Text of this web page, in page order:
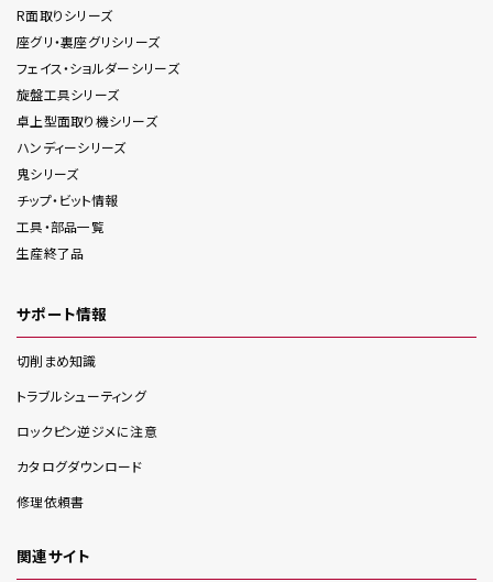
R面取りシリーズ
座グリ・裏座グリシリーズ
フェイス・ショルダーシリーズ
旋盤工具シリーズ
卓上型面取り機シリーズ
ハンディーシリーズ
鬼シリーズ
チップ・ビット情報
工具・部品一覧
生産終了品
サポート情報
切削まめ知識
トラブルシューティング
ロックピン逆ジメに注意
カタログダウンロード
修理依頼書
関連サイト